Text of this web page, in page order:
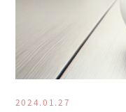
2024.01.27